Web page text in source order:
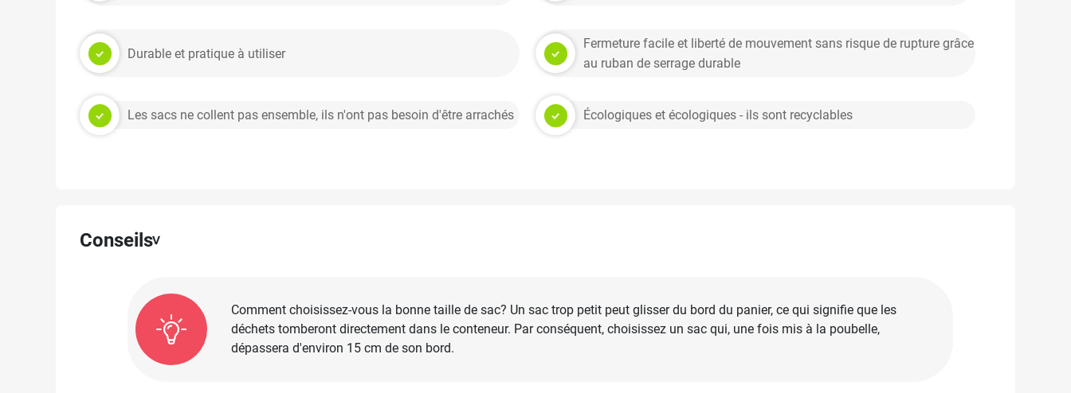
Durable et pratique à utiliser
Fermeture facile et liberté de mouvement sans risque de rupture grâce
au ruban de serrage durable
Les sacs ne collent pas ensemble, ils n'ont pas besoin d'être arrachés Écologiques et écologiques - ils sont recyclables
Conseils
Comment choisissez-vous la bonne taille de sac? Un sac trop petit peut glisser du bord du panier, ce qui signifie que les
déchets tomberont directement dans le conteneur. Par conséquent, choisissez un sac qui, une fois mis à la poubelle,
dépassera d'environ 15 cm de son bord.